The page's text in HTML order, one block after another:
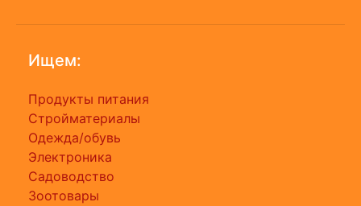
Ищем:
Продукты питания
Стройматериалы
Одежда/обувь
Электроника
Садоводство
Зоотовары